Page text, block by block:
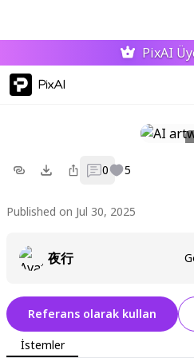
PixAI
PixAI
0 5
Published on Jul 30, 2025
夜行
Referans olarak kullan
İstemler